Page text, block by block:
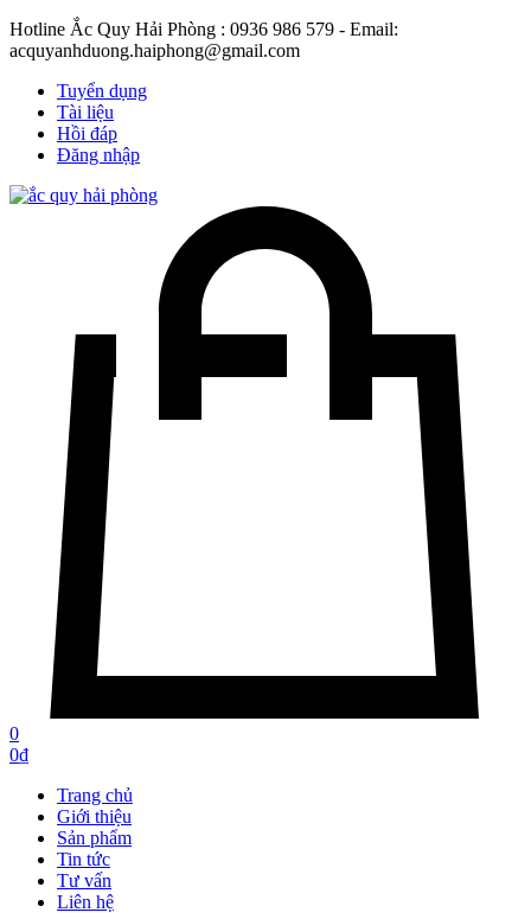
Hotline Ắc Quy Hải Phòng : 0936 986 579 - Email:
acquyanhduong.haiphong@gmail.com
Tuyển dụng
Tài liệu
Hồi đáp
Đăng nhập
0
0₫
Trang chủ
Giới thiệu
Sản phẩm
Tin tức
Tư vấn
Liên hệ